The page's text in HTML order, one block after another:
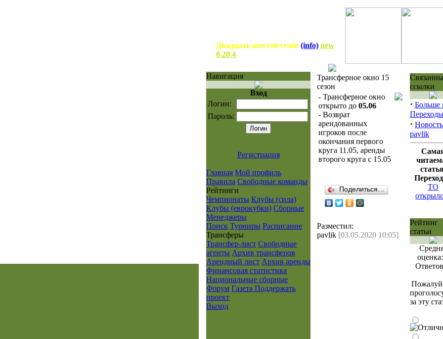
Двадцать шестой сезон (info) new
0.20.4
Навигация
Вход
Логин:
Пароль:
Регистрация
Главная Мой профиль
Правила Свободные команды
Рейтинги
Чемпионаты Клубы (сила)
Клубы (еврокубки) Сборные
Менеджеры
Поиск Турниры Расписание
Транcферы
Трансфер-лист Свободные
агенты Архив трансферов
Арендный лист Архив аренды
Финансовая статистика
Национальные сборные
Форум Газета Поддержать
проект
Выход
Трансферное окно 15
сезон
- Трансферное окно
открыто до 05.06
- Возврат
арендованных
игроков после
окончания первого
круга 11.05, аренды
второго круга с 15.05
Поделиться…
Разместил:
pavlik [03.05.2020 10:05]
ссылки
· Больше
Переходы
·
pavlik
ТО
Рейтинг
статьи
оценка:
за эту